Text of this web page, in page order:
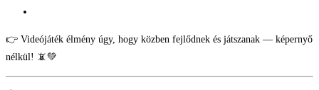
👉 Videójáték élmény úgy, hogy közben fejlődnek és játszanak — képernyő
nélkül! 📵💚